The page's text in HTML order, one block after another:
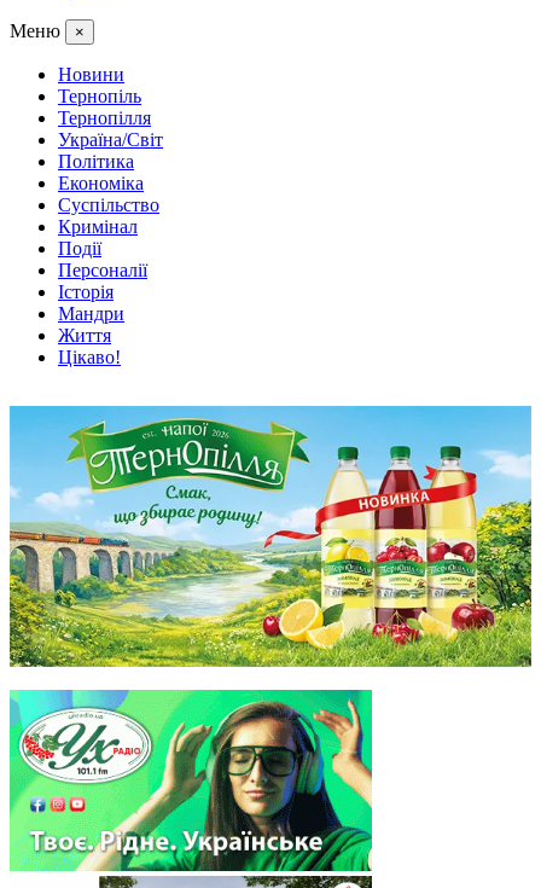
Меню ×
Новини
Тернопіль
Тернопілля
Україна/Світ
Політика
Економіка
Суспільство
Кримінал
Події
Персоналії
Історія
Мандри
Життя
Цікаво!